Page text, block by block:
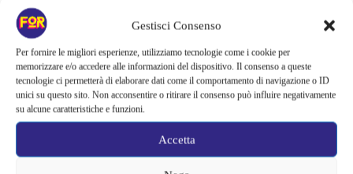
Gestisci Consenso
Per fornire le migliori esperienze, utilizziamo tecnologie come i cookie per
memorizzare e/o accedere alle informazioni del dispositivo. Il consenso a queste
tecnologie ci permetterà di elaborare dati come il comportamento di navigazione o ID
unici su questo sito. Non acconsentire o ritirare il consenso può influire negativamente
su alcune caratteristiche e funzioni.
Accetta